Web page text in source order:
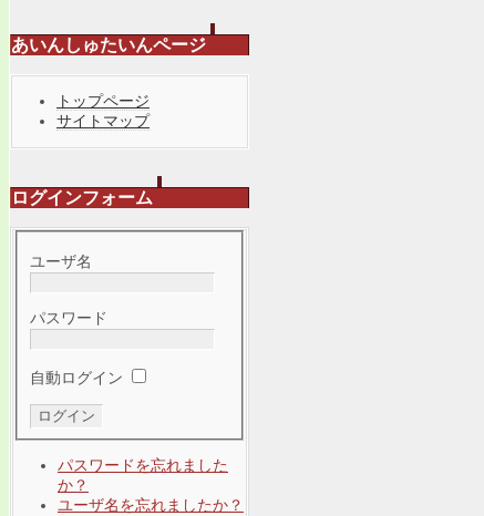
あいんしゅたいんページ
トップページ
サイトマップ
ログインフォーム
ユーザ名
パスワード
自動ログイン
パスワードを忘れました
か？
ユーザ名を忘れましたか？